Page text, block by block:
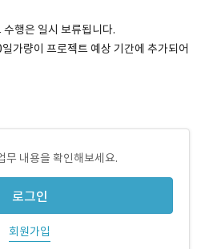
행은 일시 보류됩니다.
가량이 프로젝트 예상 기간에 추가되어
무 내용을 확인해보세요.
로그인
회원가입